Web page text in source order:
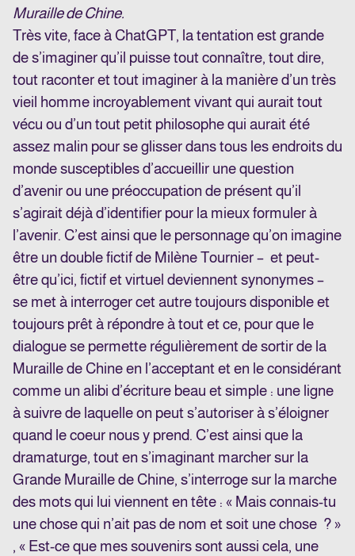
Muraille de Chine.
Très vite, face à ChatGPT, la tentation est grande
de s’imaginer qu’il puisse tout connaître, tout dire,
tout raconter et tout imaginer à la manière d’un très
vieil homme incroyablement vivant qui aurait tout
vécu ou d’un tout petit philosophe qui aurait été
assez malin pour se glisser dans tous les endroits du
monde susceptibles d’accueillir une question
d’avenir ou une préoccupation de présent qu’il
s’agirait déjà d’identifier pour la mieux formuler à
l’avenir. C’est ainsi que le personnage qu’on imagine
être un double fictif de Milène Tournier – et peut-
être qu’ici, fictif et virtuel deviennent synonymes –
se met à interroger cet autre toujours disponible et
toujours prêt à répondre à tout et ce, pour que le
dialogue se permette régulièrement de sortir de la
Muraille de Chine en l’acceptant et en le considérant
comme un alibi d’écriture beau et simple : une ligne
à suivre de laquelle on peut s’autoriser à s’éloigner
quand le coeur nous y prend. C’est ainsi que la
dramaturge, tout en s’imaginant marcher sur la
Grande Muraille de Chine, s’interroge sur la marche
des mots qui lui viennent en tête : « Mais connais-tu
une chose qui n’ait pas de nom et soit une chose ? »
, « Est-ce que mes souvenirs sont aussi cela, une